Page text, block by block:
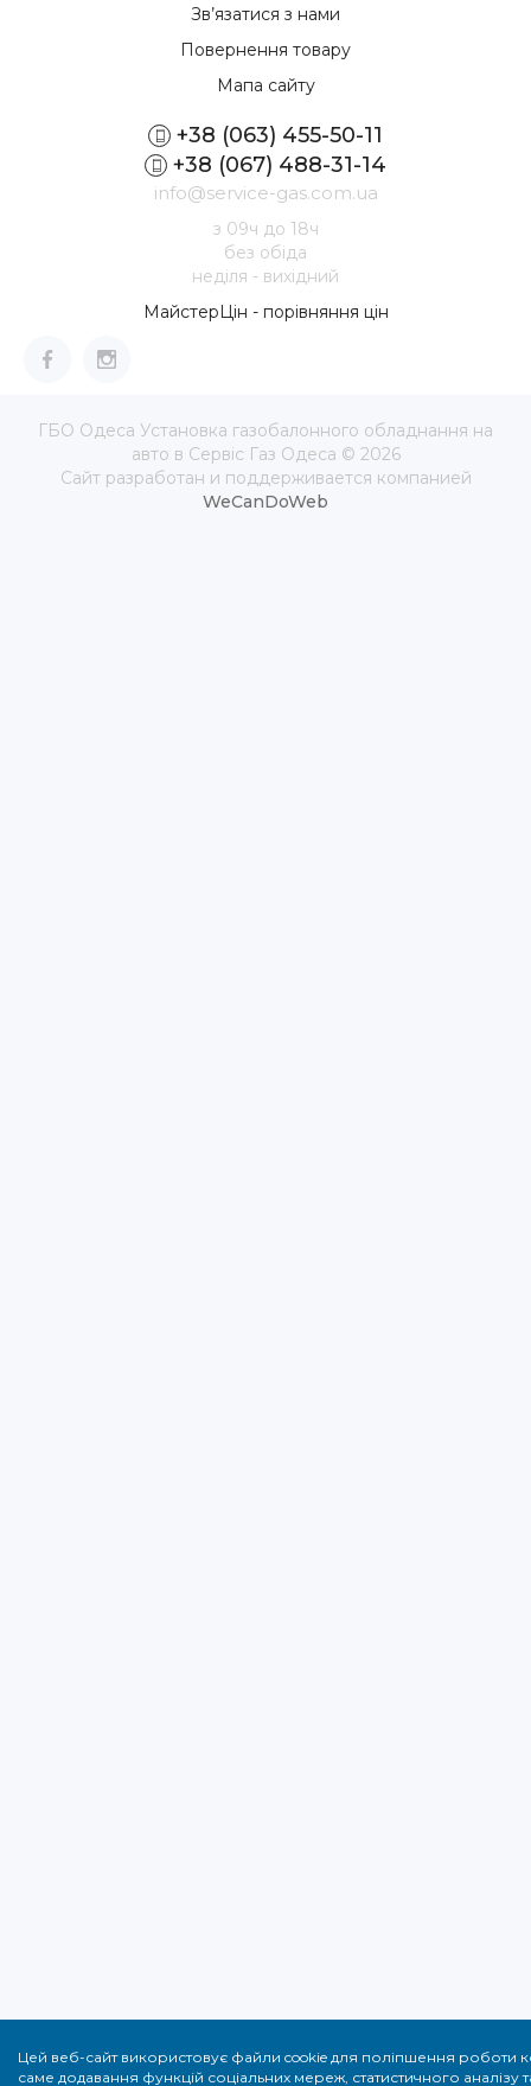
Зв’язатися з нами
Повернення товару
Мапа сайту
+38 (063) 455-50-11
+38 (067) 488-31-14
info@service-gas.com.ua
з 09ч до 18ч
без обіда
неділя - вихідний
МайстерЦін - порівняння цін
ГБО Одеса Установка газобалонного обладнання на
авто в Сервіс Газ Одеса © 2026
Сайт разработан и поддерживается компанией
WeCanDoWeb
Цей веб-сайт використовує файли cookie для поліпшення роботи
саме додавання функцій соціальних мереж, статистичного аналізу